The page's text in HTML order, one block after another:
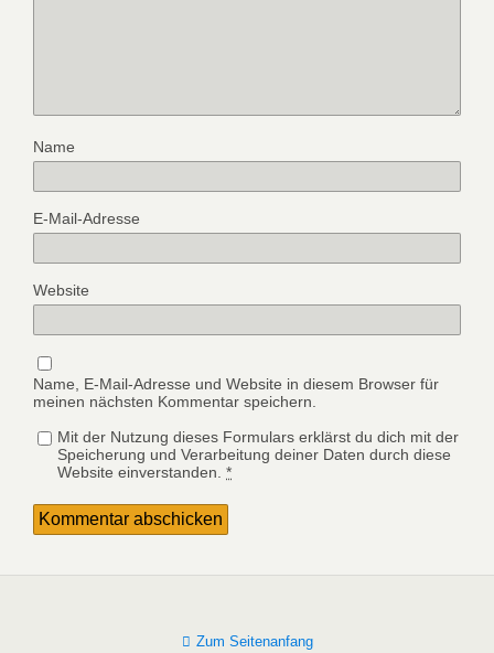
Name
E-Mail-Adresse
Website
Name, E-Mail-Adresse und Website in diesem Browser für
meinen nächsten Kommentar speichern.
Mit der Nutzung dieses Formulars erklärst du dich mit der
Speicherung und Verarbeitung deiner Daten durch diese
Website einverstanden. *
Zum Seitenanfang